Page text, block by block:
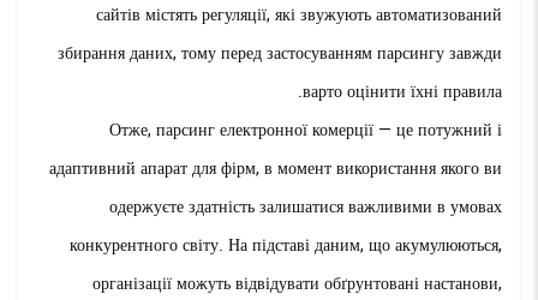
сайтів містять регуляції, які звужують автоматизований
збирання даних, тому перед застосуванням парсингу завжди
варто оцінити їхні правила.
Отже, парсинг електронної комерції — це потужний і
адаптивний апарат для фірм, в момент використання якого ви
одержуєте здатність залишатися важливими в умовах
конкурентного світу. На підставі даним, що акумулюються,
організації можуть відвідувати обґрунтовані настанови,